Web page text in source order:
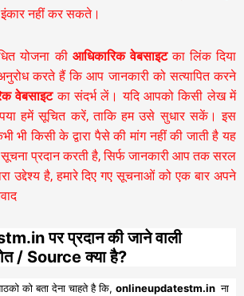
नहीं कर सकते।
योजना की आधिकारिक वेबसाइटका लिंक दिया
करते हैं कि आप जानकारी को सत्यापित करने
वेबसाइटका संदर्भ लें। यदि आपको किसी लेख में
हमें सूचित करें, ताकि हम उसे सुधार सकें। इस
भी किसी के द्वारा पैसे की मांग नहीं की जाती है यह
प्रदान करती है,सिर्फ जानकारी आप तक सरल
उद्देश्य है, हमारे दिए गए सूचनाओं को एक बार अपने
पर प्रदान की जाने वाली
/ Source क्या है?
को बता देना चाहते है कि, onlineupdatestm.in ना